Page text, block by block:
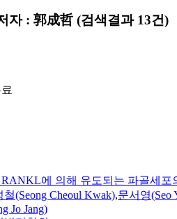
자 : 郭成哲 (검색결과 13건)
에 의해 유도되는 파골세포
철(Seong Cheoul Kwak),문서영(Seo
Jo Jang)